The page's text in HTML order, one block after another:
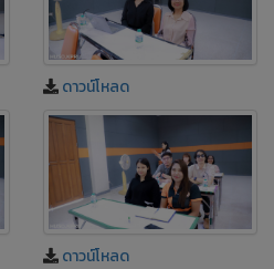
ดาวน์โหลด
ดาวน์โหลด